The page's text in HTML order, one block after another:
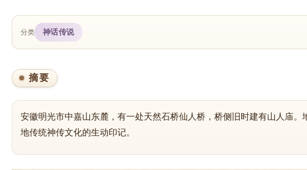
分类 神话传说
摘要
安徽明光市中嘉山东麓，有一处天然石桥仙人桥，桥侧旧时建有山人庙
地传统神传文化的生动印记。